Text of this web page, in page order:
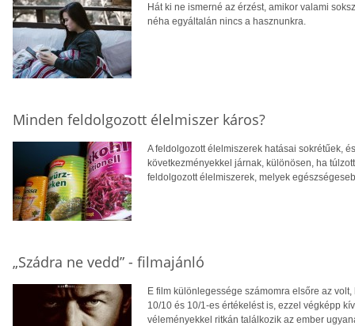
Hát ki ne ismerné az érzést, amikor valami
néha egyáltalán nincs a hasznunkra.
Minden feldolgozott élelmiszer káros?
A feldolgozott élelmiszerek hatásai sokrétűek,
következményekkel járnak, különösen, ha
feldolgozott élelmiszerek, melyek
„Szádra ne vedd” - filmajánló
E film különlegessége számomra elsőre az
10/10 és 10/1-es értékelést is, ezzel végképp
véleményekkel ritkán találkozik az ember